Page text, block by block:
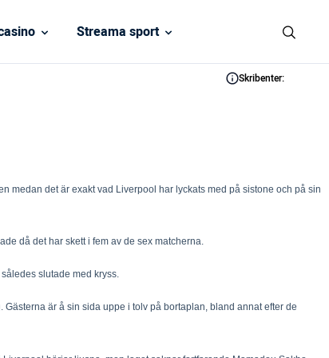
Streama sport
Skribenter:
medan det är exakt vad Liverpool har lyckats med på sistone och på sin
då det har skett i fem av de sex matcherna.
slutade med kryss.
är å sin sida uppe i tolv på bortaplan, bland annat efter de